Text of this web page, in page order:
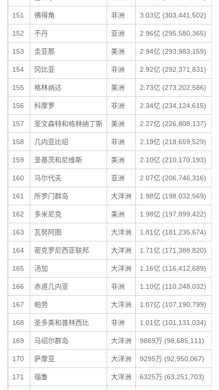
151 佛得角 非洲 3.03亿 (303,441,502)
152 不丹 亚洲 2.96亿 (295,580,365)
153 圭亚那 美洲 2.94亿 (293,983,159)
154 冈比亚 非洲 2.92亿 (292,371,831)
155 格林纳达 美洲 2.73亿 (273,202,586)
156 科摩罗 非洲 2.34亿 (234,124,615)
157 圣文森特和格林纳丁斯 美洲 2.27亿 (226,808,137)
158 几内亚比绍 非洲 2.19亿 (218,659,529)
159 圣基茨和尼维斯 美洲 2.10亿 (210,170,193)
160 马尔代夫 亚洲 2.07亿 (206,746,316)
161 所罗门群岛 大洋洲 1.98亿 (198,032,569)
162 多米尼克 美洲 1.98亿 (197,899,422)
163 瓦努阿图 大洋洲 1.81亿 (181,235,674)
164 密克罗尼西亚联邦 大洋洲 1.71亿 (171,388,820)
165 汤加 大洋洲 1.16亿 (116,412,689)
166 赤道几内亚 非洲 1.10亿 (110,248,032)
167 帕劳 大洋洲 1.07亿 (107,190,799)
168 圣多美和普林西比 非洲 1.01亿 (101,131,034)
169 马绍尔群岛 大洋洲 9869万 (98,685,111)
170 萨摩亚 大洋洲 9295万 (92,950,067)
171 瑙鲁 大洋洲 6325万 (63,251,703)